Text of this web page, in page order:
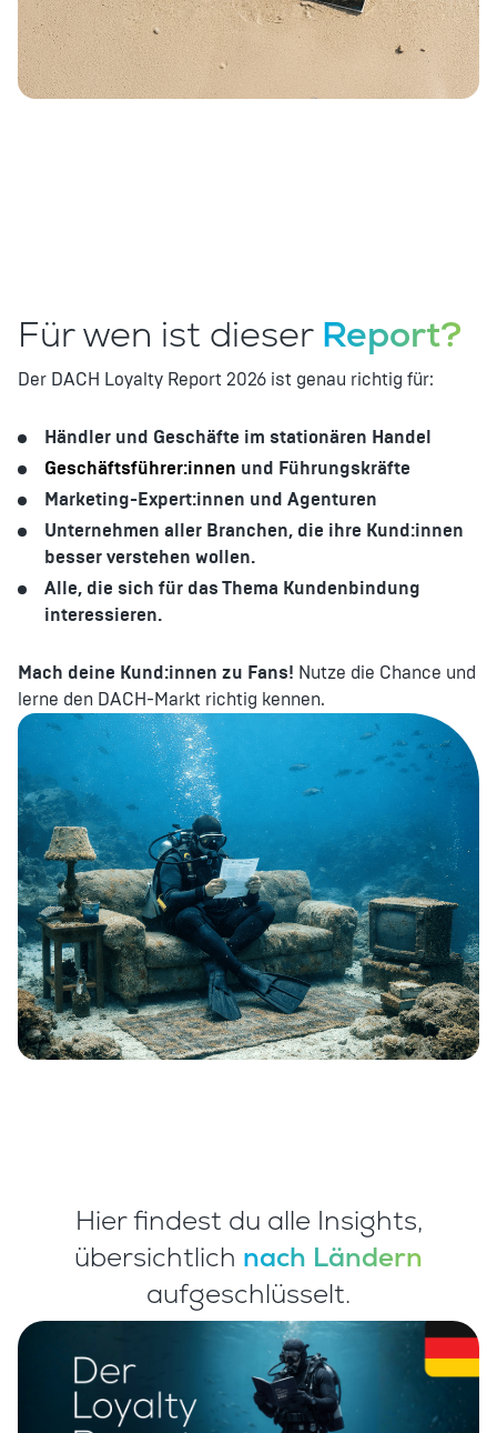
Für wen ist dieser Report?
Der DACH Loyalty Report 2026 ist genau richtig für:
Händler und Geschäfte im stationären Handel
Geschäftsführer:innen und Führungskräfte
Marketing-Expert:innen und Agenturen
Unternehmen aller Branchen, die ihre Kund:innen
besser verstehen wollen.
Alle, die sich für das Thema Kundenbindung
interessieren.
Mach deine Kund:innen zu Fans! Nutze die Chance und
lerne den DACH-Markt richtig kennen.
Hier findest du alle Insights,
übersichtlich nach Ländern
aufgeschlüsselt.